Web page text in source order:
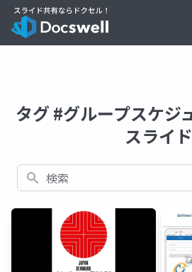
タグ #グループスケジ
スライド
検索